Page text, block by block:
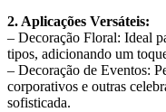
2. Aplicações Versáteis:
– Decoração Floral: Ideal
tipos, adicionando um
– Decoração de Eventos:
corporativos e outras
sofisticada.